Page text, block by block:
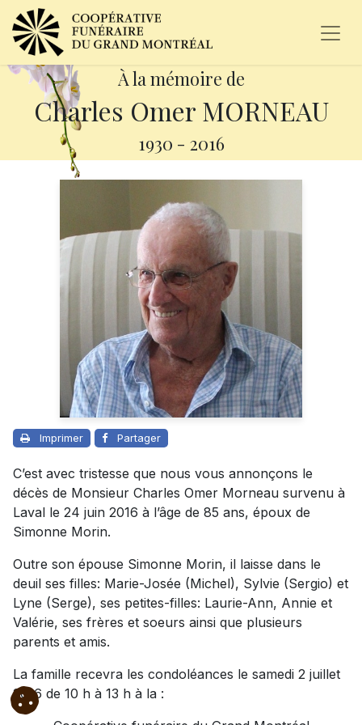
À la mémoire de
Charles Omer MORNEAU
1930 - 2016
Imprimer Partager
C’est avec tristesse que nous vous annonçons le
décès de Monsieur Charles Omer Morneau survenu à
Laval le 24 juin 2016 à l’âge de 85 ans, époux de
Simonne Morin.
Outre son épouse Simonne Morin, il laisse dans le
deuil ses filles: Marie-Josée (Michel), Sylvie (Sergio) et
Lyne (Serge), ses petites-filles: Laurie-Ann, Annie et
Valérie, ses frères et soeurs ainsi que plusieurs
parents et amis.
La famille recevra les condoléances le samedi 2 juillet
2016 de 10 h à 13 h à la :